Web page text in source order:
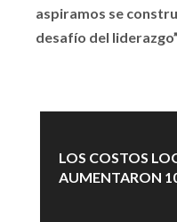
aspiramos se
desafío del liderazgo”
LOS COSTOS
AUMENTARON